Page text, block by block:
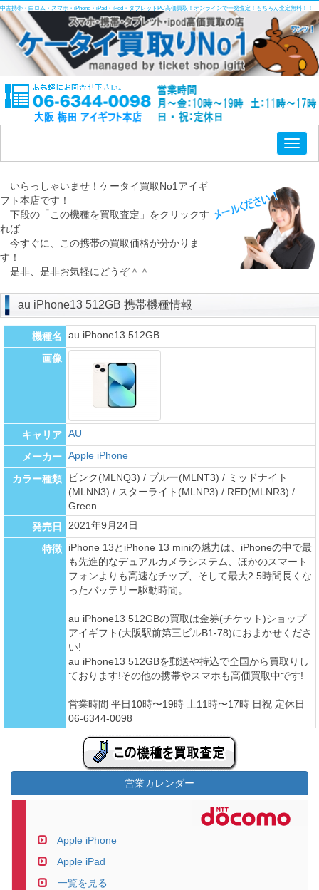
中古携帯・白ロム・スマホ・iPhone・iPad・iPod・タブレットPC高価買取！オンラインで一発査定！もちろん査定無料！！
いらっしゃいませ！ケータイ買取No1アイギ
フト本店です！
下段の「この機種を買取査定」をクリックす
れば
今すぐに、この携帯の買取価格が分かりま
す！
是非、是非お気軽にどうぞ＾＾
au iPhone13 512GB 携帯機種情報
機種名 au iPhone13 512GB
画像
キャリア AU
メーカー Apple iPhone
カラー種類
ピンク(MLNQ3) / ブルー(MLNT3) / ミッドナイト
(MLNN3) / スターライト(MLNP3) / RED(MLNR3) /
Green
発売日
2021年9月24日
特徴
iPhone 13とiPhone 13 miniの魅力は、iPhoneの中で最
も先進的なデュアルカメラシステム、ほかのスマート
フォンよりも高速なチップ、そして最大2.5時間長くな
ったバッテリー駆動時間。
au iPhone13 512GBの買取は金券(チケット)ショップ
アイギフト(大阪駅前第三ビルB1-78)におまかせくださ
い!
au iPhone13 512GBを郵送や持込で全国から買取りし
ております!その他の携帯やスマホも高価買取中です!
営業時間 平日10時〜19時 土11時〜17時 日祝 定休日
06-6344-0098
営業カレンダー
Apple iPhone
Apple iPad
一覧を見る